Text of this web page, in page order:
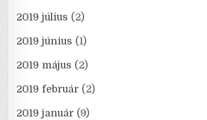
2019 július (2)
2019 június (1)
2019 május (2)
2019 február (2)
2019 január (9)